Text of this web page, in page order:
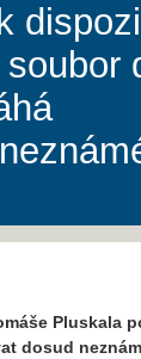
Pluskala
dosud